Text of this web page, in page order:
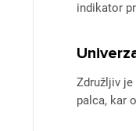
indikator
Združljiv
palca, kar